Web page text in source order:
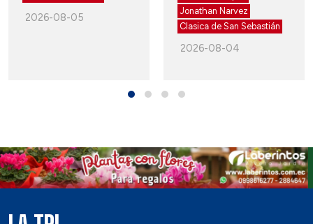
2026-08-05
Jonathan Narvez
Clasica de San Sebastián
2026-08-04